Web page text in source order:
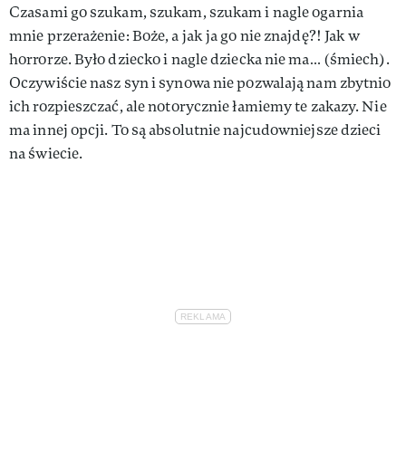
Czasami go szukam, szukam, szukam i nagle ogarnia
mnie przerażenie: Boże, a jak ja go nie znajdę?! Jak w
horrorze. Było dziecko i nagle dziecka nie ma… (śmiech).
Oczywiście nasz syn i synowa nie pozwalają nam zbytnio
ich rozpieszczać, ale notorycznie łamiemy te zakazy. Nie
ma innej opcji. To są absolutnie najcudowniejsze dzieci
na świecie.